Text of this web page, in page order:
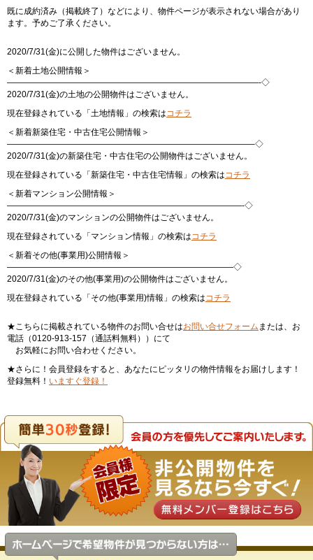
既に成約済み（掲載終了）などにより、物件ページが表示されない場合があり
ます。予めご了承ください。
2020/7/31(金)に公開した物件はございません。
＜新着土地公開情報＞
——————————————————————————————-◇
2020/7/31(金)の土地の公開物件はございません。
現在登録されている「土地情報」の検索はコチラ
＜新着新築住宅・中古住宅公開情報＞
—————————————————————————————–◇
2020/7/31(金)の新築住宅・中古住宅の公開物件はございません。
現在登録されている「新築住宅・中古住宅情報」の検索はコチラ
＜新着マンション公開情報＞
————————————————————————————-◇
2020/7/31(金)のマンションの公開物件はございません。
現在登録されている「マンション情報」の検索はコチラ
＜新着その他(事業用)公開情報＞
———————————————————————————◇
2020/7/31(金)のその他(事業用)の公開物件はございません。
現在登録されている「その他(事業用)情報」の検索はコチラ
★こちらに掲載されている物件のお問い合せはお問い合せフォーム または、お
電話（0120-913-157（通話料無料））にて
お気軽にお問い合わせください。
★さらに！会員登録をすると、あなたにピッタリの物件情報をお届けします！
登録無料！ いますぐ登録！